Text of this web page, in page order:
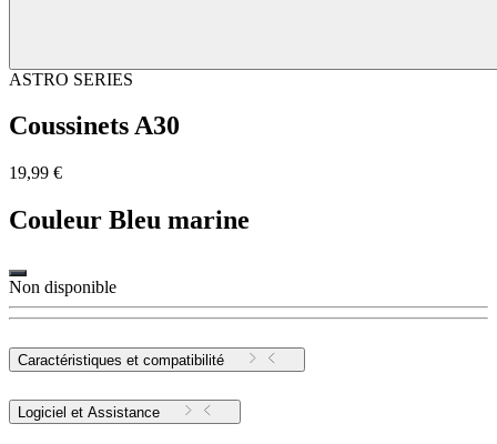
ASTRO SERIES
Coussinets A30
19,99 €
Couleur Bleu marine
Non disponible
Caractéristiques et compatibilité
Logiciel et Assistance